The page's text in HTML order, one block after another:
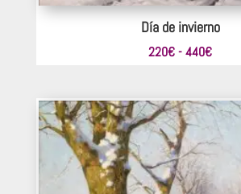
Día de invierno
220€ - 440€Rango
desde
220€